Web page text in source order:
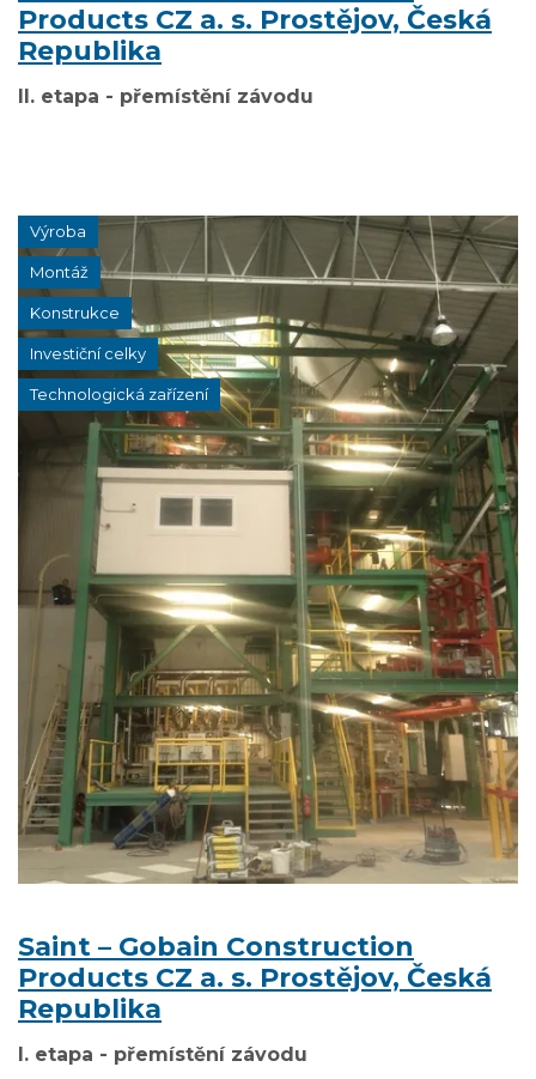
Products CZ a. s. Prostějov, Česká
Republika
II. etapa - přemístění závodu
Výroba
Montáž
Konstrukce
Investiční celky
Technologická zařízení
Saint – Gobain Construction
Products CZ a. s. Prostějov, Česká
Republika
I. etapa - přemístění závodu